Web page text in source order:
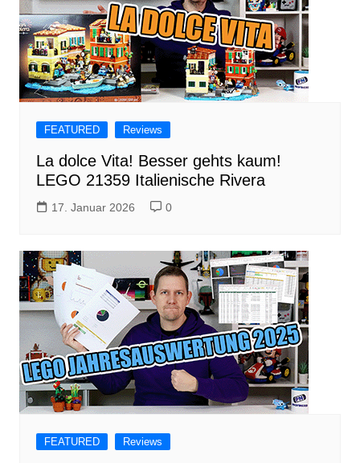
FEATURED Reviews
La dolce Vita! Besser gehts kaum!
LEGO 21359 Italienische Rivera
17. Januar 2026 0
FEATURED Reviews